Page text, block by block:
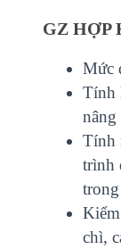
GZ HỢP
Mức
Tính
nâng
Tính
trình
Kiểm
chì,